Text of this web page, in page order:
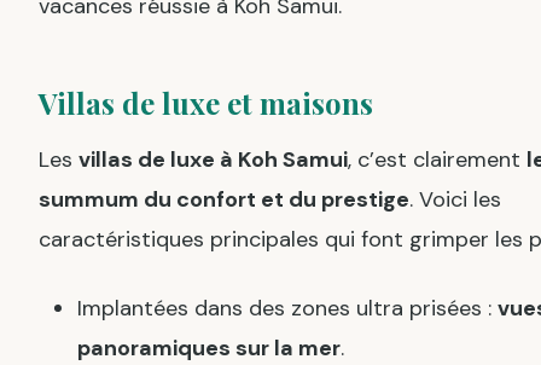
vacances réussie à Koh Samui.
Villas de luxe et maisons
Les villas de luxe à Koh Samui, c’est clairement
summum du confort et du prestige. Voici les
caractéristiques principales qui font grimper les
Implantées dans des zones ultra prisées :
panoramiques sur la mer.